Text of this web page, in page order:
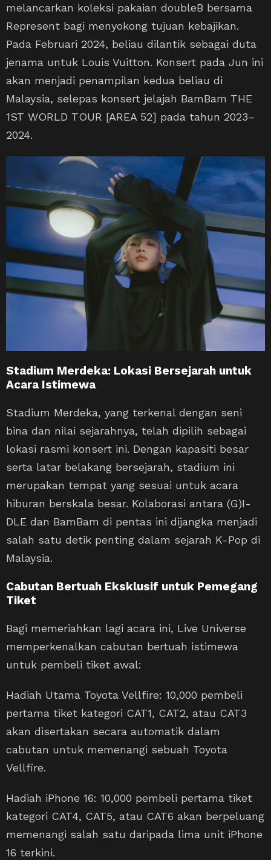
melancarkan koleksi pakaian doubleB bersama
Represent bagi menyokong tujuan kebajikan.
Pada Februari 2024, beliau dilantik sebagai duta
jenama untuk Louis Vuitton. Konsert pada Jun ini
akan menjadi penampilan kedua beliau di
Malaysia, selepas konsert jelajah BamBam THE
1ST WORLD TOUR [AREA 52] pada tahun 2023–
2024.
Stadium Merdeka: Lokasi Bersejarah untuk
Acara Istimewa
Stadium Merdeka, yang terkenal dengan seni
bina dan nilai sejarahnya, telah dipilih sebagai
lokasi rasmi konsert ini. Dengan kapasiti besar
serta latar belakang bersejarah, stadium ini
merupakan tempat yang sesuai untuk acara
hiburan berskala besar. Kolaborasi antara (G)I-
DLE dan BamBam di pentas ini dijangka menjadi
salah satu detik penting dalam sejarah K-Pop di
Malaysia.
Cabutan Bertuah Eksklusif untuk Pemegang
Tiket
Bagi memeriahkan lagi acara ini, Live Universe
memperkenalkan cabutan bertuah istimewa
untuk pembeli tiket awal:
Hadiah Utama Toyota Vellfire: 10,000 pembeli
pertama tiket kategori CAT1, CAT2, atau CAT3
akan disertakan secara automatik dalam
cabutan untuk memenangi sebuah Toyota
Vellfire.
Hadiah iPhone 16: 10,000 pembeli pertama tiket
kategori CAT4, CAT5, atau CAT6 akan berpeluang
memenangi salah satu daripada lima unit iPhone
16 terkini.